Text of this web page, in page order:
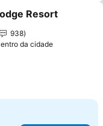
aos favoritos
Resort
938
da cidade